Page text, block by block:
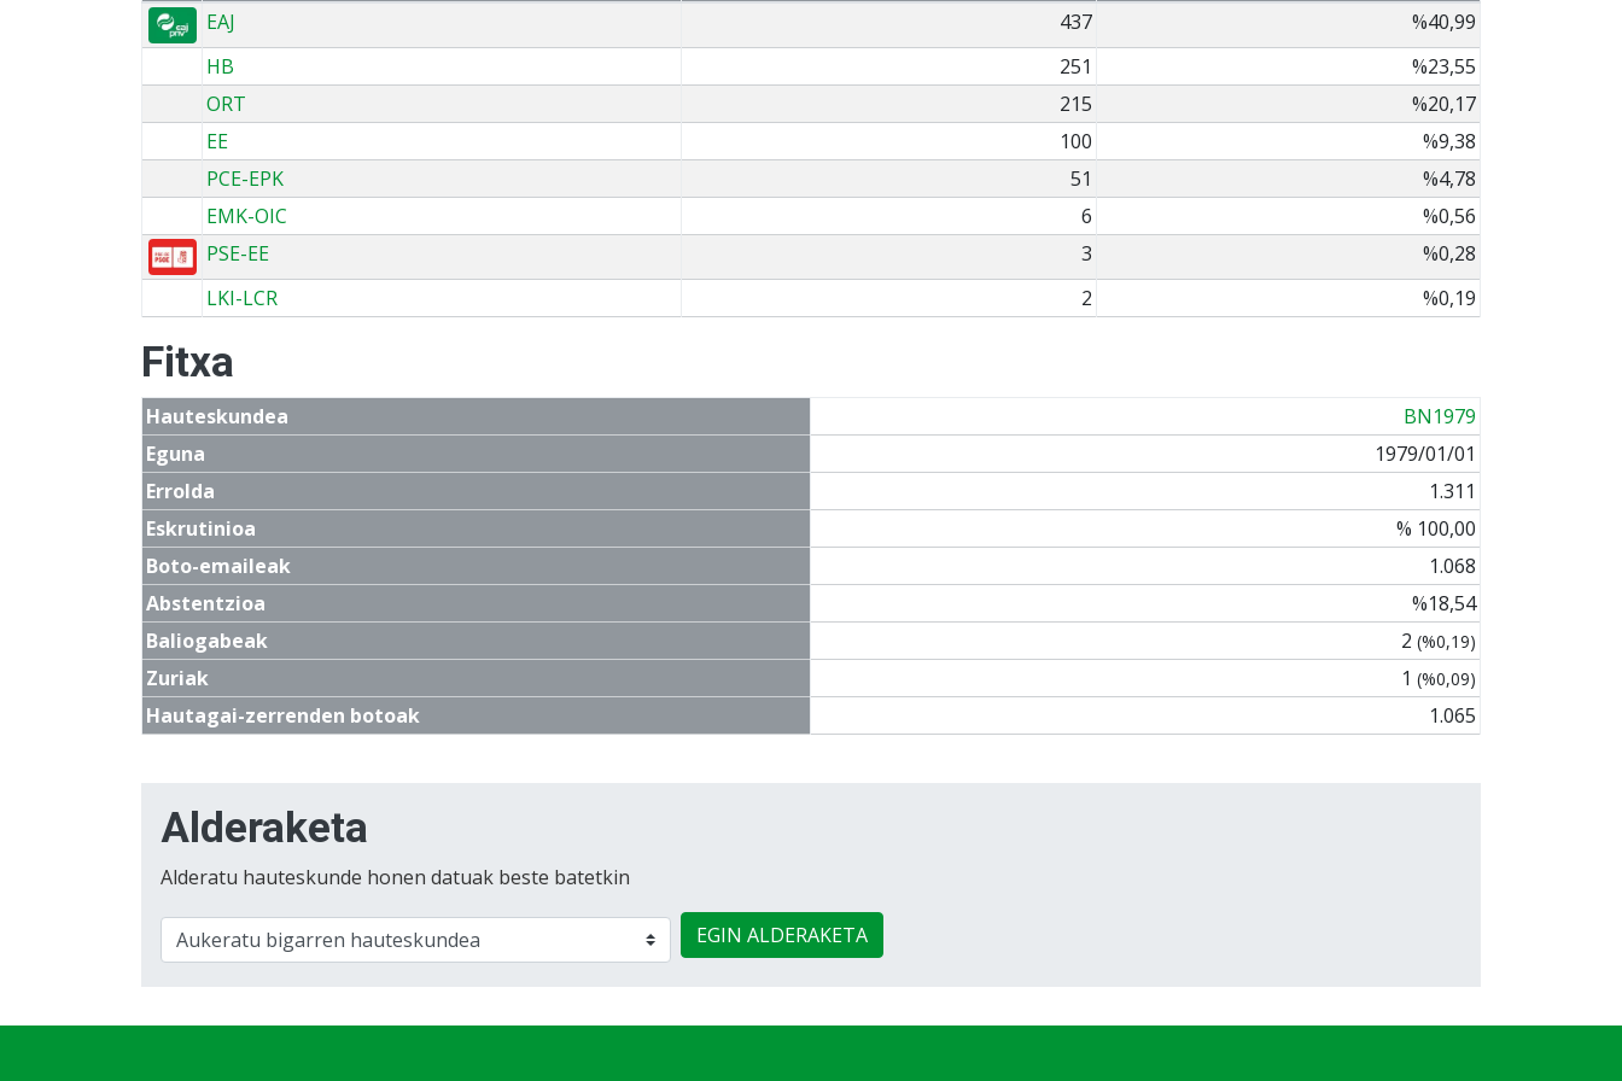
EAJ
437
%40,99
HB
251
%23,55
ORT
215
%20,17
EE
100
%9,38
PCE-EPK
51
%4,78
EMK-OIC
6
%0,56
PSE-EE
3
%0,28
LKI-LCR
2 %0,19
Fitxa
Hauteskundea
BN1979
Eguna
1979/01/01
Errolda
1.311
Eskrutinioa
% 100,00
Boto-emaileak
1.068
Abstentzioa
%18,54
Baliogabeak
2 (%0,19)
Zuriak 1 (%0,09)
Hautagai-zerrenden botoak 1.065
Alderaketa
Alderatu hauteskunde honen datuak beste batetkin
EGIN ALDERAKETA